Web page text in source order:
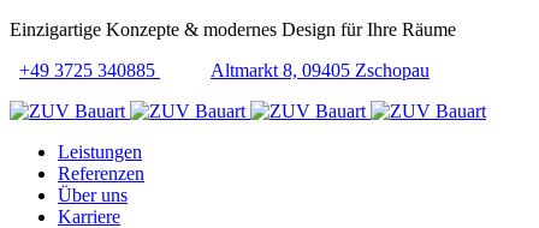
Einzigartige Konzepte & modernes Design für Ihre Räume
+49 3725 340885
Altmarkt 8, 09405 Zschopau
Leistungen
Referenzen
Über uns
Karriere